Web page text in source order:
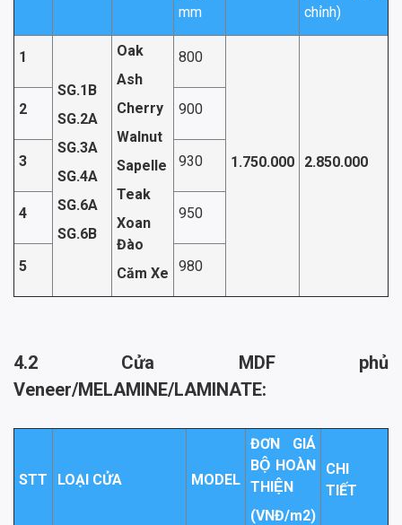
mm
chỉnh)
1
SG.1B
SG.2A
SG.3A
SG.4A
SG.6A
SG.6B
Oak
Ash
Cherry
Walnut
Sapelle
Teak
Xoan
Đào
Căm Xe
800
1.750.000 2.850.000
2 900
3 930
4 950
5 980
4.2 Cửa MDF phủ
Veneer/MELAMINE/LAMINATE:
STT LOẠI CỬA MODEL
ĐƠN GIÁ
BỘ HOÀN
THIỆN
(VNĐ/m2)
CHI
TIẾT